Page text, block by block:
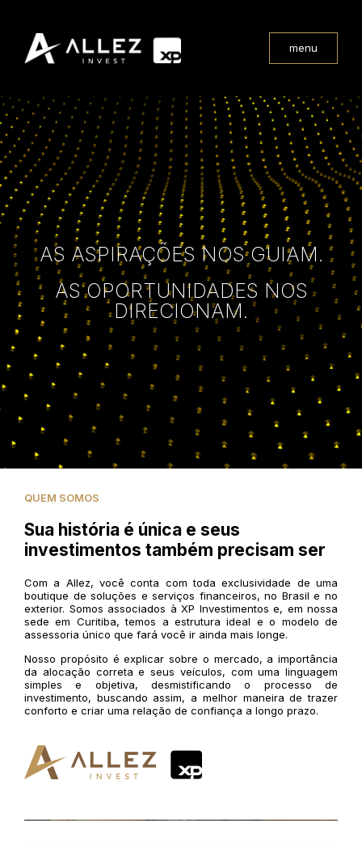
menu
AS ASPIRAÇÕES NOS GUIAM.
AS OPORTUNIDADES NOS
DIRECIONAM.
QUEM SOMOS
Sua história é única e seus
investimentos também precisam ser
Com a Allez, você conta com toda exclusividade de uma
boutique de soluções e serviços financeiros, no Brasil e no
exterior. Somos associados à XP Investimentos e, em nossa
sede em Curitiba, temos a estrutura ideal e o modelo de
assessoria único que fará você ir ainda mais longe.
Nosso propósito é explicar sobre o mercado, a importância
da alocação correta e seus veículos, com uma linguagem
simples e objetiva, desmistificando o processo de
investimento, buscando assim, a melhor maneira de trazer
conforto e criar uma relação de confiança a longo prazo.